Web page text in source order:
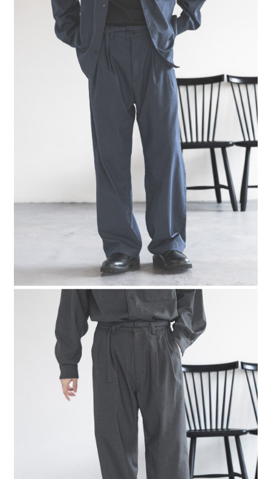
2.透過簡訊連結打開帳單後，可選擇「超商條碼／台灣大直營門市／銀行轉
帳／街口支付／iPASS MONEY」等通路繳費。
【注意事項】
1.本服務係由「台灣大哥大股份有限公司」（以下簡稱本公司）所提供，讓
用戶於交易時，得透過本服務購買商品或服務，並由商店將買賣／分期付款
買賣價金債權讓與本公司後，依約使用本公司帳單繳交帳款。
2.基於同意付款使用「大哥付你分期」之契約關係目的，商店將以您的個人
資料（包含姓名、電話或地址）提供予台灣大哥大進項蒐集、處理及利用，
由本公司與您本人進行分期帳單所需資料之確認、核對及更正。
3.完整用戶服務條款，請詳閱以下連結：
https://oppay.tw/userRule
結帳頁面，進行簡訊認證並確認金額後，即可完成結帳。
２．訂單成立數日內，您將收到繳費通知簡訊。
３．收到繳費通知簡訊後14天內，點擊此簡訊中的連結，可透過四大超商／
ATM／網路銀行／等多元方式進行付款，方視為交易完成。
※ 請注意：結帳手續完成當下不需立刻繳費，但若您需要取消訂單，請聯絡
購買商品的店家。未經商家同意取消之訂單仍視為有效，需透過AFTEE先享
※ 交易是否成功請以「AFTEE先享後付 」之結帳頁面顯示為準，若有關於
是否繳費成功／繳費後需取消欲退款等相關疑問，請聯繫「AFTEE先享後付
https://netprotections.freshdesk.com/support/home
１．透過由恩沛科技股份有限公司提供之「AFTEE先享後付」服務完成之交
易，需依本服務之必要範圍內提供個人資料，並將交易相關給付款項請求債
權轉讓予恩沛科技股份有限公司。
２．關於個人資料處理事宜，請瀏覽以下網址：
https://aftee.tw/terms/#terms3
３．未成年的使用者請事先徵得法定代理人或監護人之同意方可使用
「AFTEE先享後付」，若未經同意申辦者引起之損失，本公司不負相關責
４．使用「AFTEE先享後付」時，將依據個別帳號之用戶狀況，依本公司即
時審查核予不同之上限額度；若仍有額度不足之情形，本公司將視審查結果
５．嚴禁一人註冊多個帳號或使用他人資訊註冊。若發現惡意使用之情形，
恩沛科技股份有限公司將有權停止該用戶之使用額度並採取法律行動。
每筆NT$80，滿NT$888(含以上)免運費
7-11 取貨付款
每筆NT$80，滿NT$1,500(含以上)免運費
每筆NT$80，滿NT$1,500(含以上)免運費
每筆NT$80，滿NT$1,500(含以上)免運費